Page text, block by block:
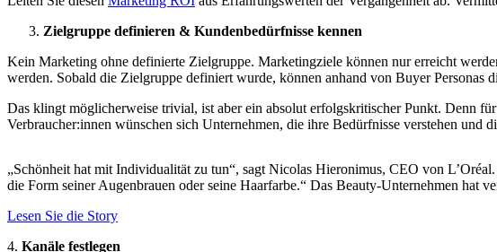
Zielgruppe definieren & Kundenbedürfnisse kennen
Kein Marketing ohne definierte Zielgruppe. Marketingziele können nur erreicht
werden. Sobald die Zielgruppe definiert wurde, können anhand von Buyer Personas
Das klingt möglicherweise trivial, ist aber ein absolut erfolgskritischer Punkt. Denn
Verbraucher:innen wünschen sich Unternehmen, die ihre Bedürfnisse verstehen und
„Schönheit hat mit Individualität zu tun“, sagt Nicolas Hieronimus, CEO von
die Form seiner Augenbrauen oder seine Haarfarbe.“ Das Beauty-Unternehmen hat
Lesen Sie die Story
4. Kanäle festlegen